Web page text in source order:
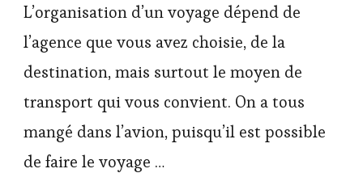
L’organisation d’un voyage dépend de
l’agence que vous avez choisie, de la
destination, mais surtout le moyen de
transport qui vous convient. On a tous
mangé dans l’avion, puisqu’il est possible
de faire le voyage …